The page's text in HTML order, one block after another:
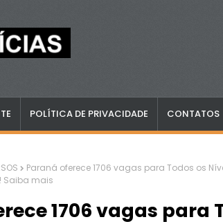
POLÍTICA DE PRIVACIDADE CONTATOS
Paraná oferece 1706 vagas para Todos os
Saiba mais
1706 vagas para